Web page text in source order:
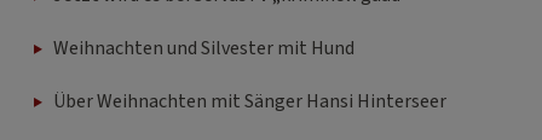
Weihnachten und Silvester mit Hund
Über Weihnachten mit Sänger Hansi Hinterseer